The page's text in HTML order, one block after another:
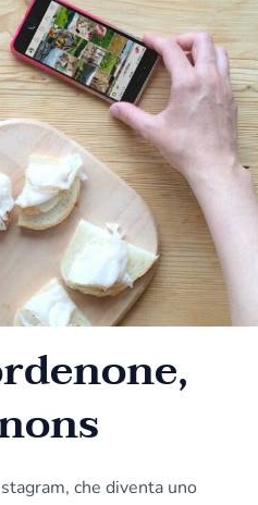
che diventa uno